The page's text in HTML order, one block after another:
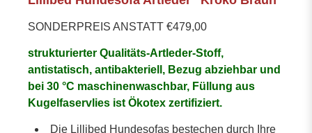
SONDERPREIS ANSTATT €479,00
strukturierter Qualitäts-Artleder-Stoff,
antistatisch, antibakteriell, Bezug abziehbar und
bei 30 °C maschinenwaschbar, Füllung aus
Kugelfaservlies ist Ökotex zertifiziert.
Die Lillibed Hundesofas bestechen durch Ihre